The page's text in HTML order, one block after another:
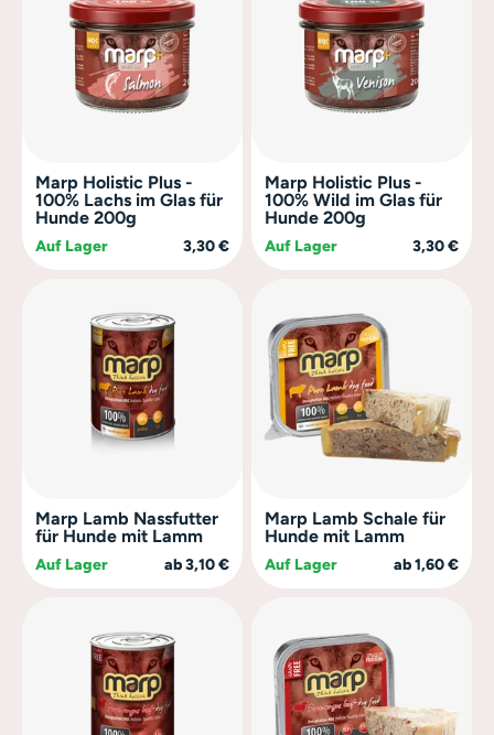
Marp Holistic Plus -
100% Lachs im Glas für
Hunde 200g
Auf Lager 3,30 €
Marp Holistic Plus -
100% Wild im Glas für
Hunde 200g
Auf Lager 3,30 €
Marp Lamb Nassfutter
für Hunde mit Lamm
Auf Lager ab 3,10 €
Marp Lamb Schale für
Hunde mit Lamm
Auf Lager ab 1,60 €